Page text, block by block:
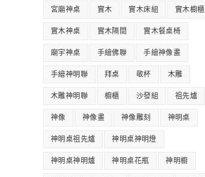
宮廟神桌 實木 實木床組 實木櫥櫃
實木神桌 實木隔間 實木餐桌椅
廟宇神桌 手繪佛聯 手繪神像畫
手繪神明聯 拜桌 敬杯 木雕
木雕神明聯 櫥櫃 沙發組 祖先爐
神像 神像畫 神像雕刻 神明桌
神明桌祖先爐 神明桌神明燈
神明桌神明爐 神明桌花瓶 神明櫥